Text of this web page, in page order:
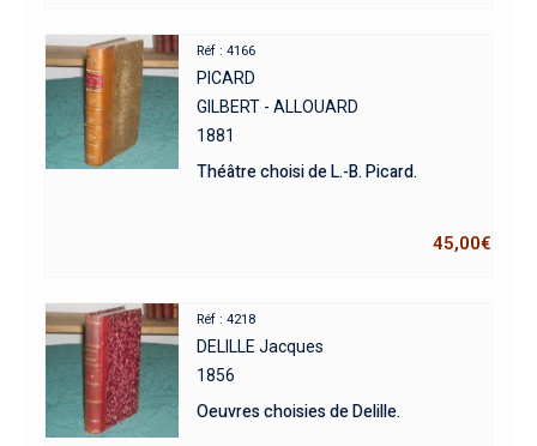
Réf : 4166
PICARD
GILBERT - ALLOUARD
1881
Théâtre choisi de L.-B. Picard.
45,00€
Réf : 4218
DELILLE Jacques
1856
Oeuvres choisies de Delille.